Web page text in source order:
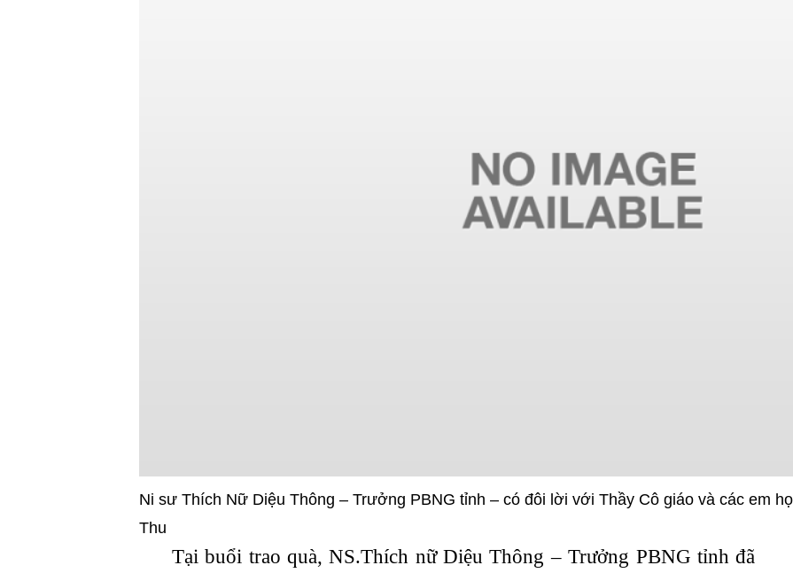
Ni sư Thích Nữ Diệu Thông – Trưởng PBNG tỉnh – có đôi lời với Thầy Cô giáo và các em
Thu
Tại buổi trao quà, NS.Thích nữ Diệu Thông – Trưởng PBNG tỉnh đã